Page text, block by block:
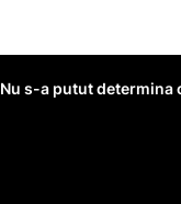
Nu s-a putut